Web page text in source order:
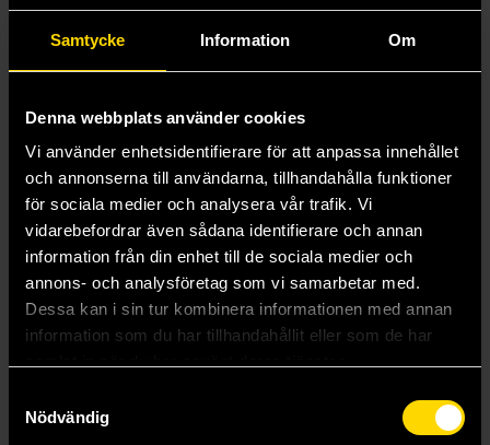
Samtycke Information Om
Denna webbplats använder cookies
Vi använder enhetsidentifierare för att anpassa innehållet
och annonserna till användarna, tillhandahålla funktioner
för sociala medier och analysera vår trafik. Vi
vidarebefordrar även sådana identifierare och annan
information från din enhet till de sociala medier och
annons- och analysföretag som vi samarbetar med.
Dessa kan i sin tur kombinera informationen med annan
information som du har tillhandahållit eller som de har
Nödvändig
Mer från Timothy Zahn
Choices of One The Thrawn Trilogy Boxed Set